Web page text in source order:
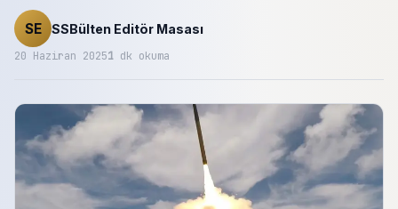
SE SSBülten Editör Masası
20 Haziran 20251 dk okuma